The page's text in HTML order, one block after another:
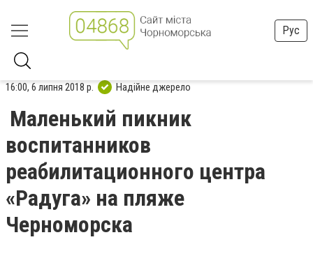
Рус
16:00, 6 липня 2018 р. Надійне джерело
Маленький пикник
воспитанников
реабилитационного центра
«Радуга» на пляже
Черноморска